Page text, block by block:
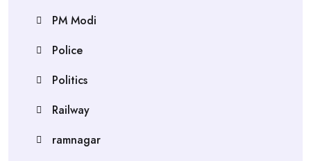
PM Modi
Police
Politics
Railway
ramnagar